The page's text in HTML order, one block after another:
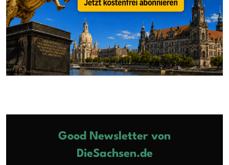
Good Newsletter von
DieSachsen.de